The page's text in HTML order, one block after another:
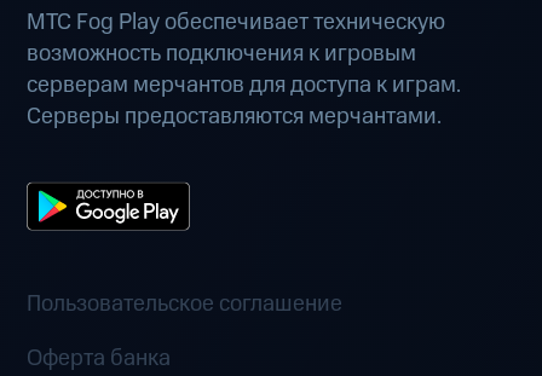
МТС Fog Play обеспечивает техническую
возможность подключения к игровым
серверам мерчантов для доступа к играм.
Серверы предоставляются мерчантами.
Пользовательское соглашение
Оферта банка